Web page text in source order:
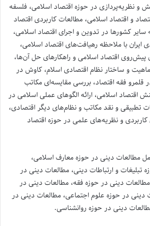
و نظریه‌پردازی در حوزه اقتصاد اسلامی، فلسفه
و اقتصاد اسلامی، مطالعات کاربردی اقتصاد
کشورها در تدوین و اجرای اقتصاد اسلامی،
ایران با ملاحظه رهیافت‌‌‌های اقتصاد اسلامی،
اقتصاد اسلامی و راهکارهای حل آن‌‌ها،
و ساختار نظام اقتصادی اسلام، کاوش در
قلمرو فقه اقتصاد، بررسی مقایسه‌‌‌ای مکاتب
اقتصاد اسلامی، ارائه الگوهای عملی اسلامی در
تطبیقی و نقد مکاتب و نظام‌‌های دیگر اقتصادی،
و نظریه‌‌‌های علمی در حوزه اقتصاد
مطالعات دینی در حوزه معارف اسلامی،
تبلیغات و ارتباطات دینی، مطالعات دینی در
دینی در حوزه فقه، مطالعات دینی در
دینی در حوزه علوم اجتماعی، مطالعات دینی در
دینی در حوزه روانشناسی.